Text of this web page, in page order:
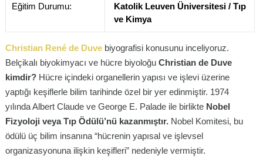
Eğitim Durumu:
Katolik Leuven Üniversitesi / Tıp
ve Kimya
Christian René de Duve biyografisi konusunu inceliyoruz.
Belçikalı biyokimyacı ve hücre biyoloğu Christian de Duve
kimdir? Hücre içindeki organellerin yapısı ve işlevi üzerine
yaptığı keşiflerle bilim tarihinde özel bir yer edinmiştir. 1974
yılında Albert Claude ve George E. Palade ile birlikte Nobel
Fizyoloji veya Tıp Ödülü’nü kazanmıştır. Nobel Komitesi, bu
ödülü üç bilim insanına “hücrenin yapısal ve işlevsel
organizasyonuna ilişkin keşifleri” nedeniyle vermiştir.